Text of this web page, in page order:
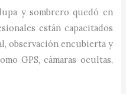
y sombrero quedó en
están capacitados
observación encubierta y
GPS, cámaras ocultas,